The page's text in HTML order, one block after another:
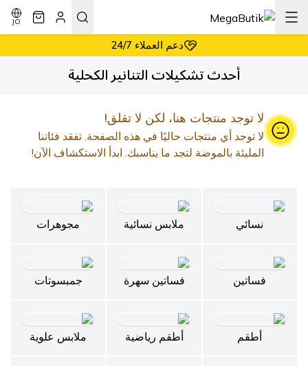
JO
دعم العملاء 24/7
أسعار معقولة دائماً
أحدث تشكيلات التنانير الكحلية
لا توجد منتجات هنا، لكن لا تقلق!
لا توجد أي منتجات حاليًا في هذه الصفحة. تفقد فئاتنا
المليئة بالموضة لتجد ما يناسبك. ابدأ الاستكشاف الآن!
نسائي ملابس نسائية مجوهرات
فساتين فساتين سهرة جمبسوتات
أطقم أطقم رياضية ملابس علوية